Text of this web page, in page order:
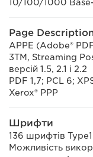
10/100/1000
Page
APPE (Adobe®
3TM, Streaming
версій 1.5, 2.1 і 2.2
PDF 1,7; PCL 6;
Xerox® PPP
Шрифти
136 шрифтів
Можливість